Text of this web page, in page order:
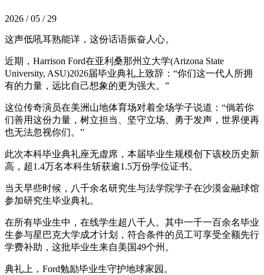
2026 / 05 / 29
这声低吼耳熟能详，这份话语振奋人心。
近期，Harrison Ford在亚利桑那州立大学(Arizona State
University, ASU)2026届毕业典礼上致辞：“你们这一代人所拥
有的力量，远比自己想象的更为强大。”
这位传奇演员在美洲山地体育场对着全场学子说道：“倘若你
们善用这份力量，树立担当、坚守立场、勇于发声，世界便再
也无法忽视你们。”
此次本科毕业典礼座无虚席，本届毕业生规模创下该校历史新
高，超1.4万名本科生斩获逾1.5万份学位证书。
当天早些时候，八千余名研究生与法学院学子在沙漠金融球馆
参加研究生毕业典礼。
在所有毕业生中，在线学生超八千人。其中一千一百余名毕业
生参与星巴克大学成才计划，符合条件的员工可享受全额先行
学费补助，这批毕业生来自美国49个州。
典礼上，Ford勉励毕业生守护地球家园。